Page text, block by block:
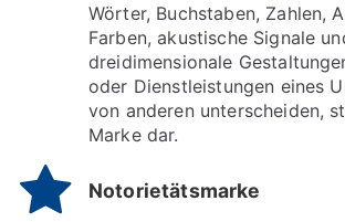
Wörter, Buchstaben, Zahlen,
Farben, akustische Signale
dreidimensionale
oder Dienstleistungen eines
von anderen unterscheiden,
Marke dar.
Notorietätsmarke